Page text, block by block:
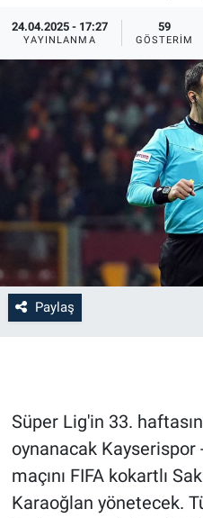
24.04.2025 - 17:27
YAYINLANMA
59
GÖSTERIM
Paylaş
Süper Lig'in 33.
oynanacak Kayserispor
maçını FIFA kokartlı
Karaoğlan yönetecek.